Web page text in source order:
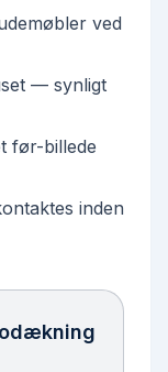
ved
— synligt
før-billede
inden